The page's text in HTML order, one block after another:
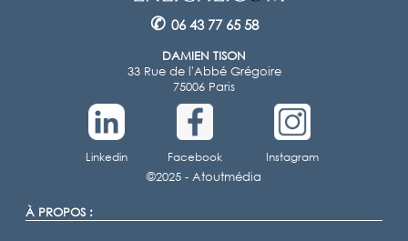
✆ 06 43 77 65 58
DAMIEN TISON
33 Rue de l'Abbé Grégoire
75006 Paris
Linkedin Facebook
Instagram
©2025 - Atoutmédia
À PROPOS :